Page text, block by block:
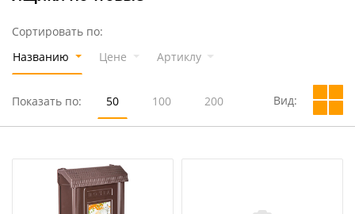
Сортировать по:
Названию
Цене Артиклу
Показать по: 50 100 200 Вид: